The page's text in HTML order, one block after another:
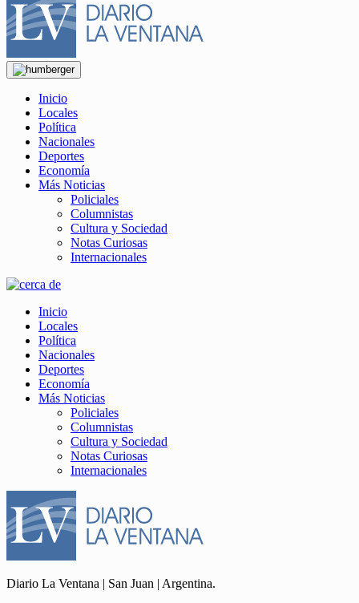
Inicio
Locales
Política
Nacionales
Deportes
Economía
Más Noticias
Policiales
Columnistas
Cultura y Sociedad
Notas Curiosas
Internacionales
Inicio
Locales
Política
Nacionales
Deportes
Economía
Más Noticias
Policiales
Columnistas
Cultura y Sociedad
Notas Curiosas
Internacionales
Diario La Ventana | San Juan | Argentina.